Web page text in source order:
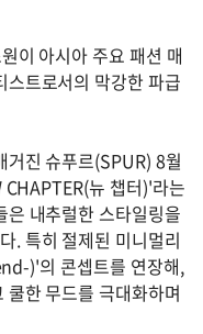
이 아시아 주요 패션 매
트로서의 막강한 파급
진 슈푸르(SPUR) 8월
뉴 챕터)'라는
내추럴한 스타일링을
. 특히 절제된 미니멀리
)'의 콘셉트를 연장해,
한 무드를 극대화하며